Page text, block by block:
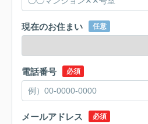
現在のお住まい 任意
電話番号 必須
メールアドレス 必須